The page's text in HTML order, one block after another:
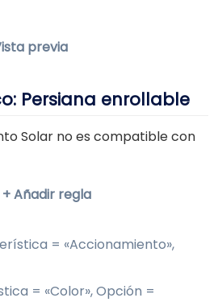
previa
Persiana enrollable
Solar no es compatible con
+ Añadir regla
= «Accionamiento»,
= «Color», Opción =